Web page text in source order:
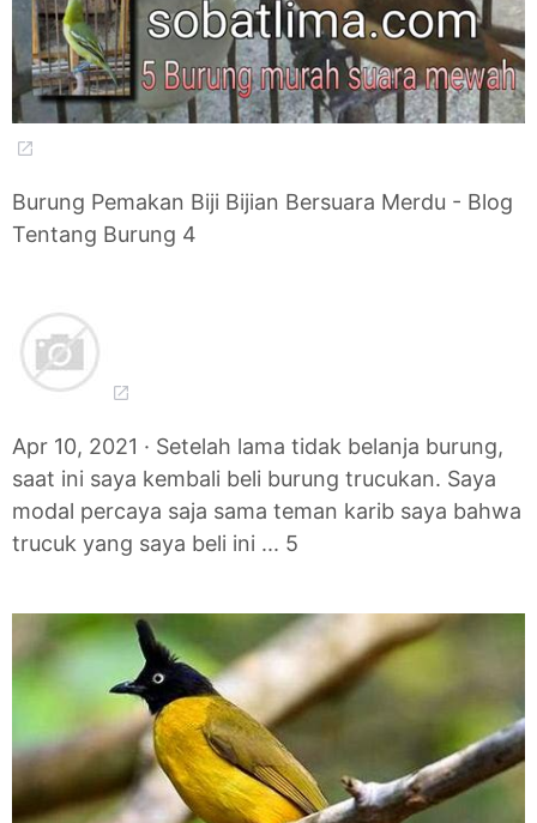
Burung Pemakan Biji Bijian Bersuara Merdu - Blog
Tentang Burung 4
Apr 10, 2021 · Setelah lama tidak belanja burung,
saat ini saya kembali beli burung trucukan. Saya
modal percaya saja sama teman karib saya bahwa
trucuk yang saya beli ini ... 5